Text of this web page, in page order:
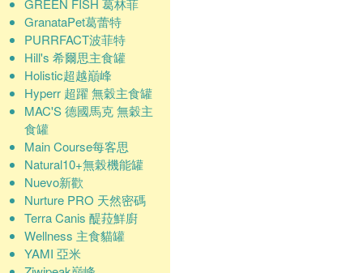
GREEN FISH 葛林菲
GranataPet葛蕾特
PURRFACT波菲特
Hill's 希爾思主食罐
Holistic超越巔峰
Hyperr 超躍 無穀主食罐
MAC'S 德國馬克 無穀主
食罐
Main Course每客思
Natural10+無榖機能罐
Nuevo新歡
Nurture PRO 天然密碼
Terra Canis 醍菈鮮廚
Wellness 主食貓罐
YAMI 亞米